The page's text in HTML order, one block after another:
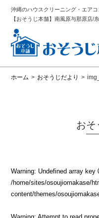
沖縄のハウスクリーニング・エア
【おそうじ本舗】南風原与那原店/
ホーム > おそうじだより >
おそ
Warning: Undefined array key
/home/sites/osoujiomakase/
content/themes/